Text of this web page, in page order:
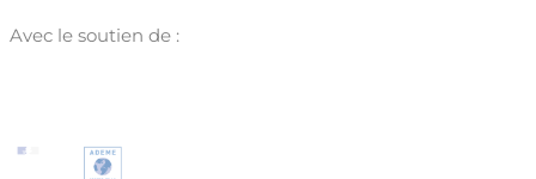
Avec le soutien de :